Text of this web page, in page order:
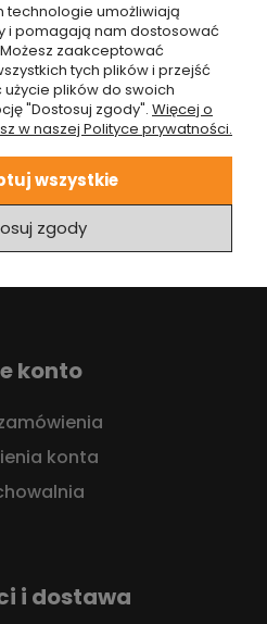
designerskie
nas
reklamacje
konto
konta
i dostawa
technologie umożliwiają
i pomagają nam dostosować
zaakceptować
tych plików i przejść
plików do swoich
"Dostosuj zgody". Więcej o
w naszej Polityce prywatności.
zgody
wszystkie